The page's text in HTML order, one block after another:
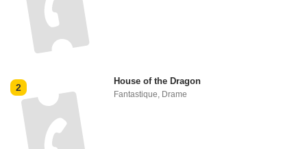
2
House of the Dragon
Fantastique Drame